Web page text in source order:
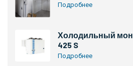
Подробнее
Холодильный
425 S
Подробнее